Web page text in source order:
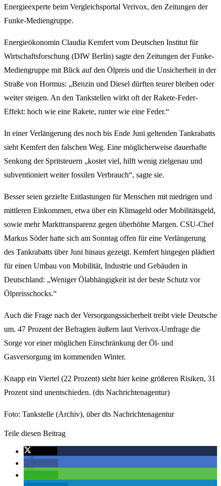
Energieexperte beim Vergleichsportal Verivox, den Zeitungen der
Funke-Mediengruppe.
Energieökonomin Claudia Kemfert vom Deutschen Institut für
Wirtschaftsforschung (DIW Berlin) sagte den Zeitungen der Funke-
Mediengruppe mit Blick auf den Ölpreis und die Unsicherheit in der
Straße von Hormus: „Benzin und Diesel dürften teurer bleiben oder
weiter steigen. An den Tankstellen wirkt oft der Rakete-Feder-
Effekt: hoch wie eine Rakete, runter wie eine Feder.“
In einer Verlängerung des noch bis Ende Juni geltenden Tankrabatts
sieht Kemfert den falschen Weg. Eine möglicherweise dauerhafte
Senkung der Spritsteuern „kostet viel, hilft wenig zielgenau und
subventioniert weiter fossilen Verbrauch“, sagte sie.
Besser seien gezielte Entlastungen für Menschen mit niedrigen und
mittleren Einkommen, etwa über ein Klimageld oder Mobilitätsgeld,
sowie mehr Markttransparenz gegen überhöhte Margen. CSU-Chef
Markus Söder hatte sich am Sonntag offen für eine Verlängerung
des Tankrabatts über Juni hinaus gezeigt. Kemfert hingegen plädiert
für einen Umbau von Mobilität, Industrie und Gebäuden in
Deutschland: „Weniger Ölabhängigkeit ist der beste Schutz vor
Ölpreisschocks.“
Auch die Frage nach der Versorgungssicherheit treibt viele Deutsche
um. 47 Prozent der Befragten äußern laut Verivox-Umfrage die
Sorge vor einer möglichen Einschränkung der Öl- und
Gasversorgung im kommenden Winter.
Knapp ein Viertel (22 Prozent) sieht hier keine größeren Risiken, 31
Prozent sind unentschieden. (dts Nachrichtenagentur)
Foto: Tankstelle (Archiv), über dts Nachrichtenagentur
Teile diesen Beitrag